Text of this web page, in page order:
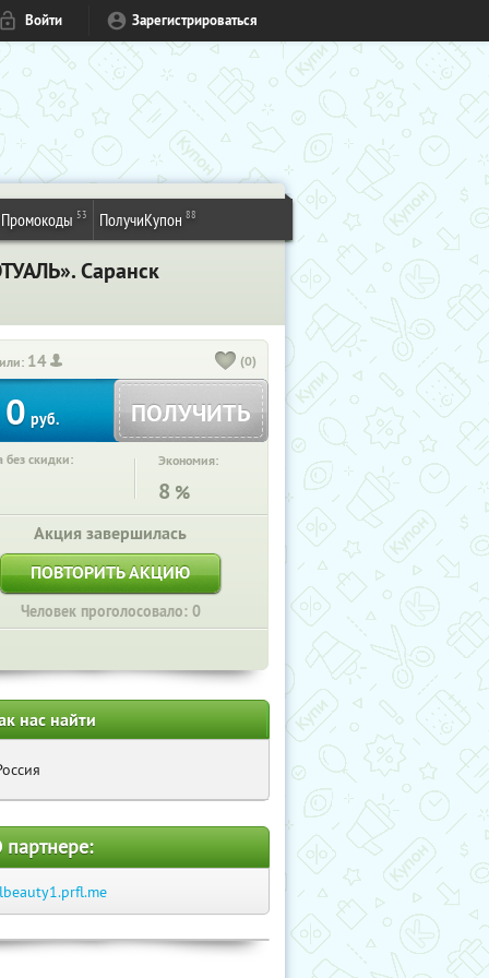
Войти Зарегистрироваться
Промокоды 53 ПолучиКупон 88
Саранск
14 (0)
0 руб. ПОЛУЧИТЬ
без скидки: Экономия:
8 %
Акция завершилась
ПОВТОРИТЬ АКЦИЮ
Человек проголосовало: 0
нас найти
партнере: